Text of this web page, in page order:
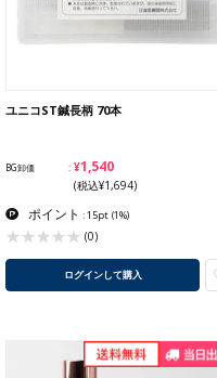
ユニコST鍼長柄 70本
BG卸価 ¥1,540
(税込¥1,694)
ポイント : 15pt (1%)
(0)
ログインして購入